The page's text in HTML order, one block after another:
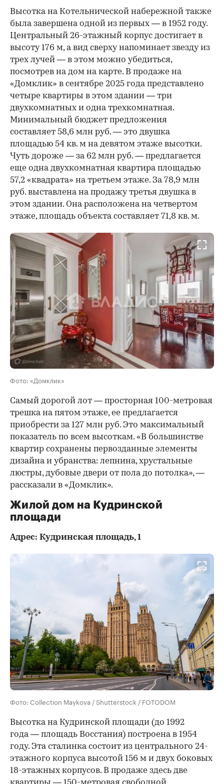
Высотка на Котельнической набережной также
была завершена одной из первых — в 1952 году.
Центральный 26-этажный корпус достигает в
высоту 176 м, а вид сверху напоминает звезду из
трех лучей — в этом можно убедиться,
посмотрев на дом на карте. В продаже на
«Домклик» в сентябре 2025 года представлено
четыре квартиры в этом здании — три
двухкомнатных и одна трехкомнатная.
Минимальный бюджет предложения
составляет 58,6 млн руб. — это двушка
площадью 54 кв. м на девятом этаже высотки.
Чуть дороже — за 62 млн руб. — предлагается
еще одна двухкомнатная квартира площадью
57,2 «квадрата» на третьем этаже. За 78,9 млн
руб. выставлена на продажу третья двушка в
этом здании. Она расположена на четвертом
этаже, площадь объекта составляет 71,8 кв. м.
Фото: «Домклик»
Самый дорогой лот — просторная 100-метровая
трешка на пятом этаже, ее предлагается
приобрести за 127 млн руб. Это максимальный
показатель по всем высоткам. «В большинстве
квартир сохранены первозданные элементы
дизайна и убранства: лепнина, хрустальные
люстры, дубовые двери от пола до потолка», —
рассказали в «Домклик».
Жилой дом на Кудринской
площади
Адрес: Кудринская площадь, 1
Фото: Collection Maykova / Shutterstock / FOTODOM
Высотка на Кудринской площади (до 1992
года — площадь Восстания) построена в 1954
году. Эта сталинка состоит из центрального 24-
этажного корпуса высотой 156 м и двух боковых
18-этажных корпусов. В продаже здесь две